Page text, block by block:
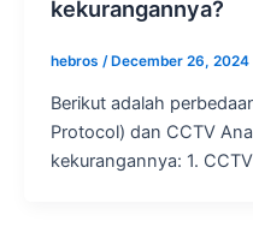
kekurangannya?
hebros /December 26, 2024
Berikut adalah
Protocol) dan CCTV
kekurangannya: 1.